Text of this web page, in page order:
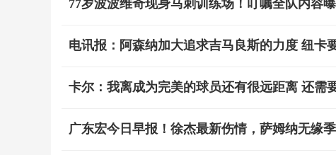
77岁波波维奇现身马刺训练场！叮嘱全队内容
电讯报：阿森纳加大追求吉马良斯的力度 纽卡
卡尔：我离成为完美的球员还有很远距离 还需
广东宏今日早报！徐杰最新伤情，萨姆纳无缘